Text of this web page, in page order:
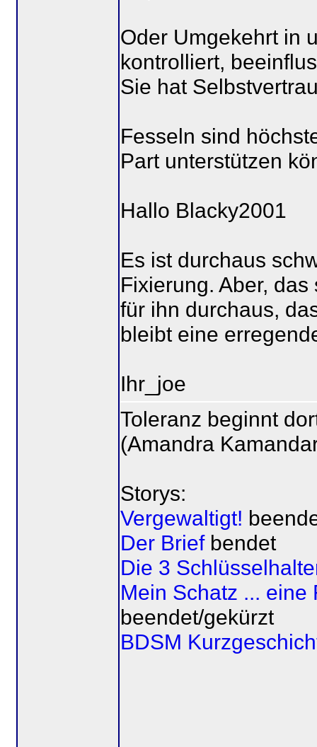
Oder Umgekehrt in
kontrolliert,
Sie hat
Fesseln sind
Part unterstützen
Hallo Blacky2001
Es ist durchaus
Fixierung. Aber,
für ihn durchaus,
bleibt eine
Ihr_joe
Toleranz beginnt
(Amandra
Storys:
Vergewaltigt!
Der Briefbendet
Die 3
Mein Schatz ... eine
beendet/gekürzt
BDSM